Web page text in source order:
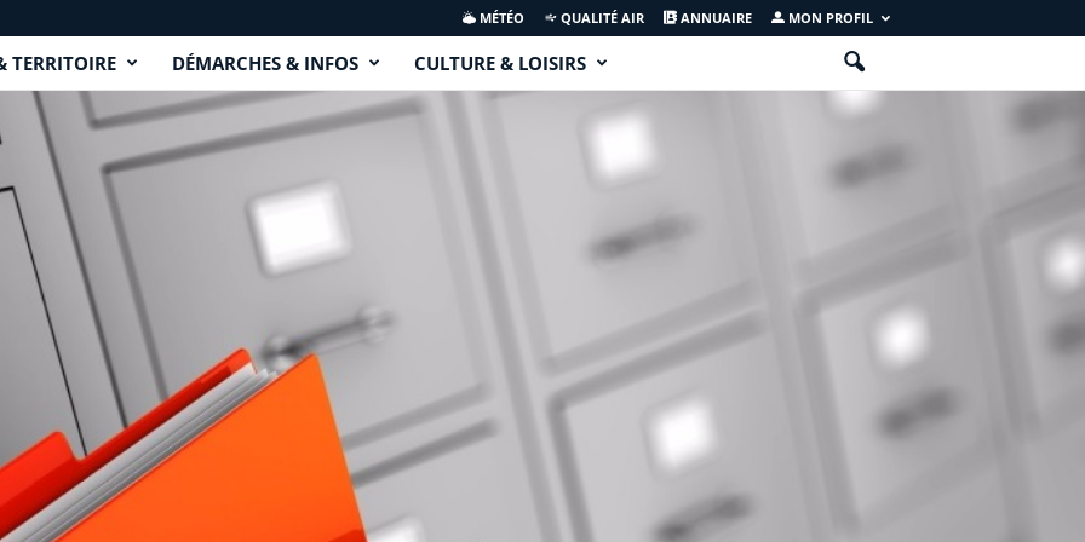
MÉTÉO QUALITÉ AIR ANNUAIRE MON PROFIL
TERRITOIRE DÉMARCHES & INFOS CULTURE & LOISIRS